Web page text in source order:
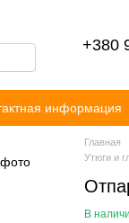
+380
информация
Блог Отзывы
Главная
Утюги и
В